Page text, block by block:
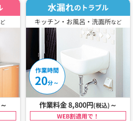
～
水漏れのトラブル
キッチン・お風呂・洗面所など
作業時間
20分～
作業料金 8,800円(税込) ～
WEB割適用で！